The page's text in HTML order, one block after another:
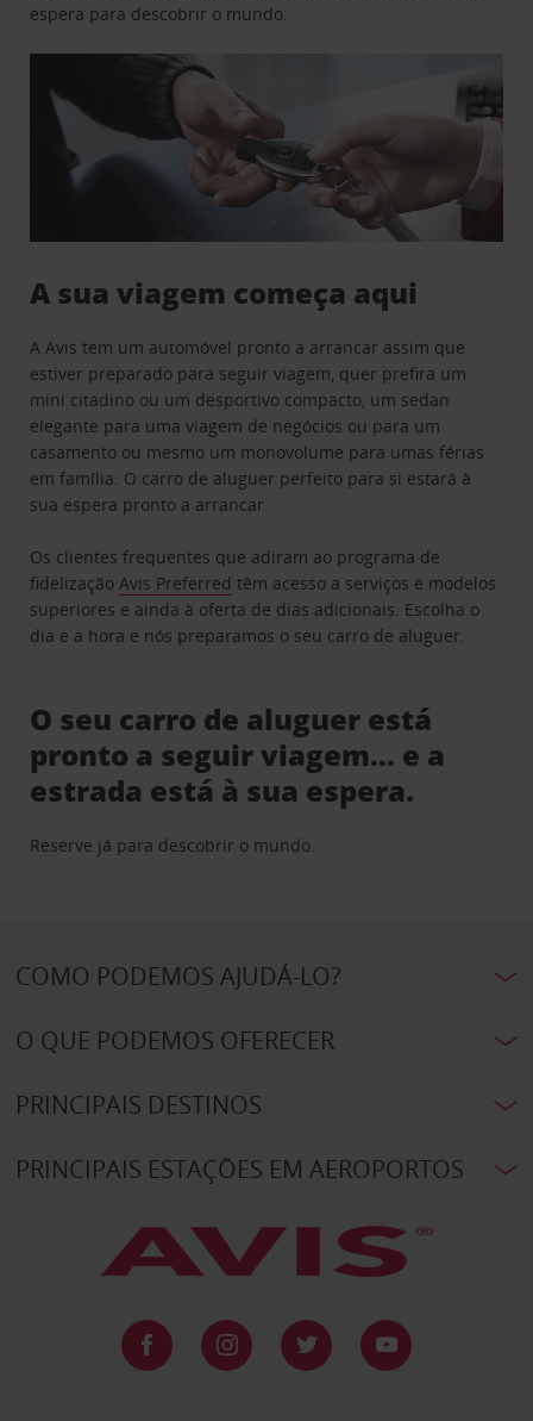
espera para descobrir o mundo.
A sua viagem começa aqui
A Avis tem um automóvel pronto a arrancar assim que
estiver preparado para seguir viagem, quer prefira um
mini citadino ou um desportivo compacto, um sedan
elegante para uma viagem de negócios ou para um
casamento ou mesmo um monovolume para umas férias
em família. O carro de aluguer perfeito para si estará à
sua espera pronto a arrancar.
Os clientes frequentes que adiram ao programa de
fidelizaçãoAvis Preferred têm acesso a serviços e modelos
superiores e ainda à oferta de dias adicionais. Escolha o
dia e a hora e nós preparamos o seu carro de aluguer.
O seu carro de aluguer está
pronto a seguir viagem… e a
estrada está à sua espera.
Reserve já para descobrir o mundo.
COMO PODEMOS AJUDÁ-LO?
O QUE PODEMOS OFERECER
PRINCIPAIS DESTINOS
PRINCIPAIS ESTAÇÕES EM AEROPORTOS